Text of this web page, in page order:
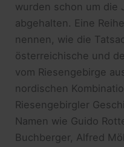
wurden schon um die
abgehalten. Eine
nennen, wie die
österreichische und
vom Riesengebirge
nordischen
Riesengebirgler
Namen wie Guido
Buchberger, Alfred